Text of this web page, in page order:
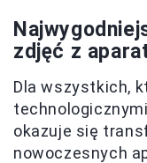
zdjęć z
Dla wszystkich,
okazuje się
nowoczesnych